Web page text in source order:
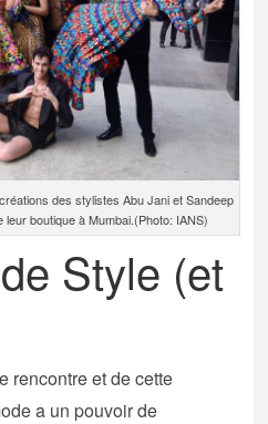
des stylistes Abu Jani et Sandeep
boutique à Mumbai.(Photo: IANS)
Style (et
rencontre et de cette
a un pouvoir de